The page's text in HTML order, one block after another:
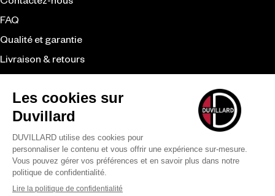
FAQ
Qualité et garantie
Livraison & retours
CGV
Revendeurs
Duvillard
La marque
Le savoir-faire
Nos engagements
Moyens de paiement